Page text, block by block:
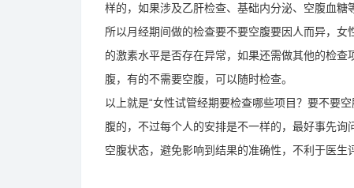
样的，如果涉及乙肝检查、基础内分泌、空腹血糖
所以月经期间做的检查要不要空腹要因人而异，
的激素水平是否存在异常，如果还需做其他的检
腹，有的不需要空腹，可以随时检查。
以上就是“女性试管经期要检查哪些项目？要不要
腹的，不过每个人的安排是不一样的，最好事先
空腹状态，避免影响到结果的准确性，不利于医生